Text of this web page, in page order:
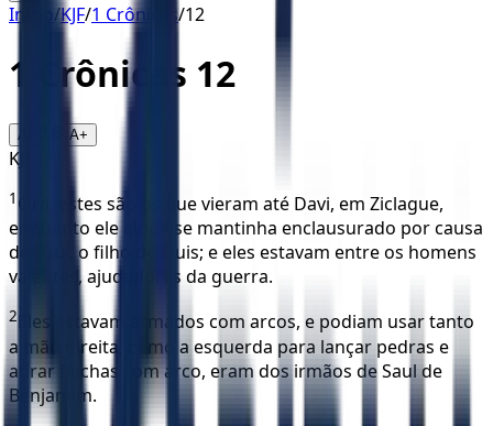
Início /KJF/1 Crônicas/12
1 Crônicas 12
A- A+
KJF
1 Ora, estes são os que vieram até Davi, em Ziclague,
enquanto ele ainda se mantinha enclausurado por causa
de Saul, o filho de Quis; e eles estavam entre os homens
valentes, ajudadores da guerra.
2
Eles estavam armados com arcos, e podiam usar tanto
a mão direita, como a esquerda para lançar pedras e
atirar flechas com arco, eram dos irmãos de Saul de
Benjamim.